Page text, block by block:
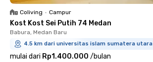
Coliving • Campur
Kost Kost Sei Putih 74 Medan
Babura, Medan Baru
4.5 km dari universitas islam sumatera utara
mulai dari Rp1.400.000 /bulan